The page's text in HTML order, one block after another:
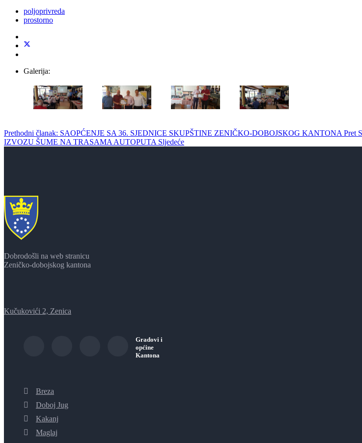
poljoprivreda
prostorno
Galerija:
Prethodni članak: SAOPĆENJE SA 36. SJEDNICE SKUPŠTINE ZENIČKO-DOBOJSKOG KANTONAPret
IZVOZU ŠUME NA TRASAMA AUTOPUTA Sljedeće
Dobrodošli na web stranicu
Zeničko-dobojskog kantona
Kučukovići 2, Zenica
Gradovi i
općine
Kantona
Breza
Doboj Jug
Kakanj
Maglaj